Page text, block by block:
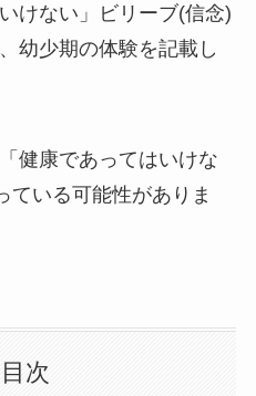
けない」ビリーブ(信念)
幼少期の体験を記載し
健康であってはいけな
ている可能性がありま
目次